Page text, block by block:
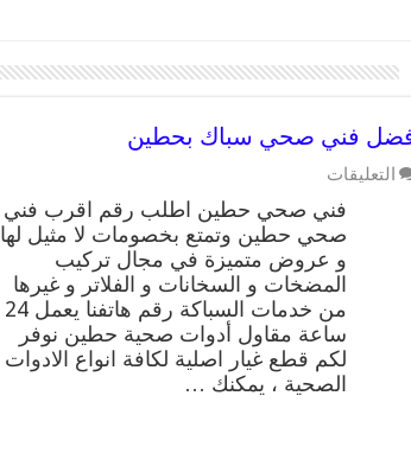
التعليقات
صحي
حطين
/
66817766
افضل
فني
صحي
سباك
فني صحي حطين اطلب رقم اقرب فني
صحي حطين وتمتع بخصومات لا مثيل لها
و عروض متميزة في مجال تركيب
المضخات و السخانات و الفلاتر و غيرها
من خدمات السباكة رقم هاتفنا يعمل 24
ساعة مقاول أدوات صحية حطين نوفر
لكم قطع غيار اصلية لكافة انواع الادوات
الصحية ، يمكنك …